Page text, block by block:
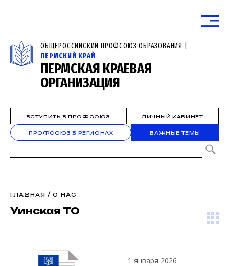
ОБЩЕРОССИЙСКИЙ ПРОФСОЮЗ ОБРАЗОВАНИЯ |
ПЕРМСКИЙ КРАЙ
ПЕРМСКАЯ КРАЕВАЯ
ОРГАНИЗАЦИЯ
ВСТУПИТЬ В ПРОФСОЮЗ ЛИЧНЫЙ КАБИНЕТ
ПРОФСОЮЗ В РЕГИОНАХ ВАЖНЫЕ ТЕМЫ
ГЛАВНАЯ /О НАС
Уинская ТО
1 января 2026